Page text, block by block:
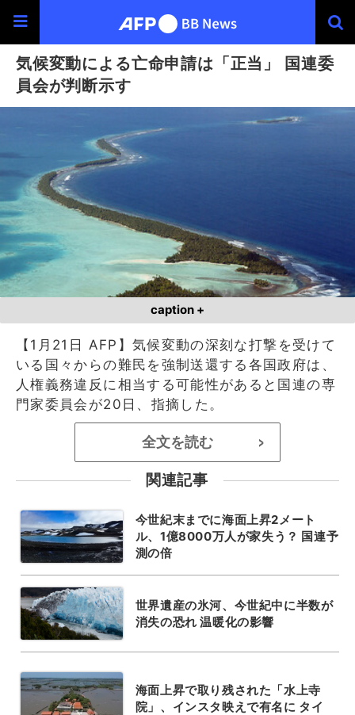
気候変動による亡命申請は「正当」 国連委
員会が判断示す
caption +
【1月21日 AFP】気候変動の深刻な打撃を受けて
いる国々からの難民を強制送還する各国政府は、
人権義務違反に相当する可能性があると国連の専
門家委員会が20日、指摘した。
全文を読む >
関連記事
今世紀末までに海面上昇2メート
ル、1億8000万人が家失う？ 国連予
測の倍
世界遺産の氷河、今世紀中に半数が
消失の恐れ 温暖化の影響
海面上昇で取り残された「水上寺
院」、インスタ映えで有名に タイ